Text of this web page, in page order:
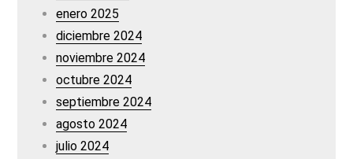
enero 2025
diciembre 2024
noviembre 2024
octubre 2024
septiembre 2024
agosto 2024
julio 2024